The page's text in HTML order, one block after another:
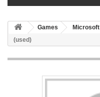
Games Microsoft
(used)